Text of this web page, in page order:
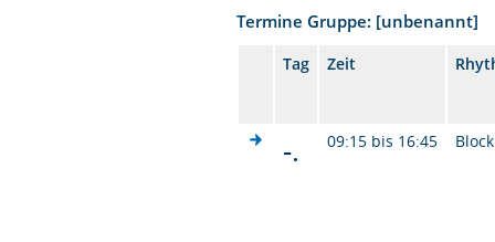
Termine Gruppe: [unbenannt]
Tag Zeit
-. 09:15 bis 16:45 Block